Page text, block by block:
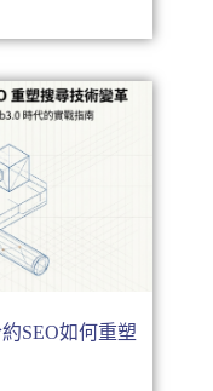
SEO如何重塑